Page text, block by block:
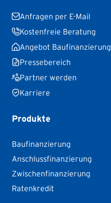
Anfragen per E-Mail
Kostenfreie Beratung
Angebot Baufinanzierung
Pressebereich
Partner werden
Karriere
Produkte
Baufinanzierung
Anschlussfinanzierung
Zwischenfinanzierung
Ratenkredit